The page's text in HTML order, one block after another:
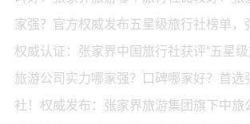
家强？官方权威发布五星级旅行社榜单，
权威认证：张家界中国旅行社获评“五星
旅游公司实力哪家强？口碑哪家好？首选
社！权威发布：张家界旅游集团旗下中旅